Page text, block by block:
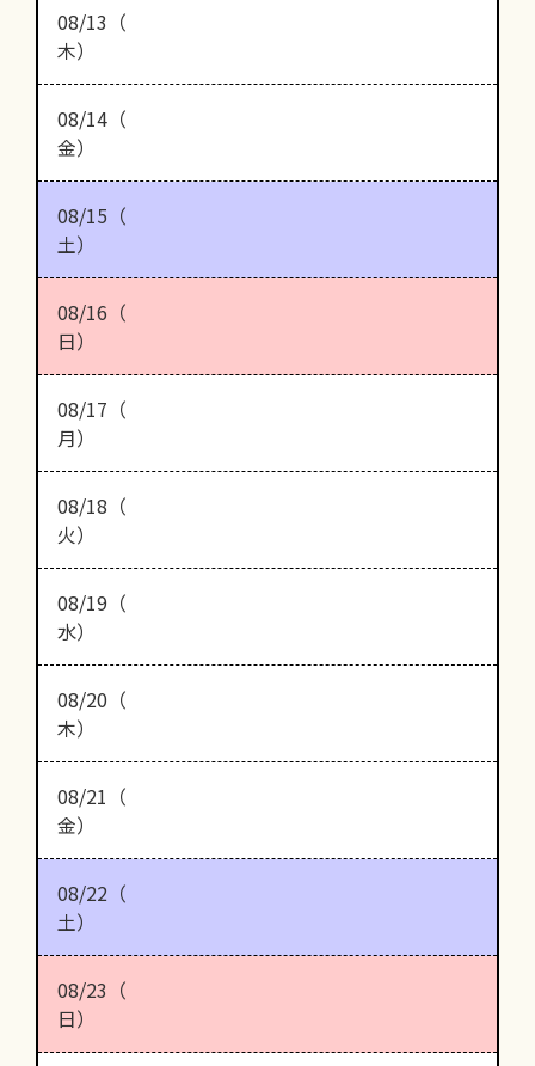
08/13（
木）
08/14（
金）
08/15（
土）
08/16（
日）
08/17（
月）
08/18（
火）
08/19（
水）
08/20（
木）
08/21（
金）
08/22（
土）
08/23（
日）